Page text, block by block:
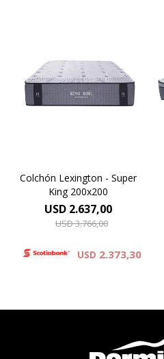
Compuesto por tejido de
punto totalmente
matelaseado con capas de
espumas viscoelásticas
Technology combinado con
Colchón Lexington - Super
King 200x200
USD 2.637,00
USD3.766,00
USD 2.373,30